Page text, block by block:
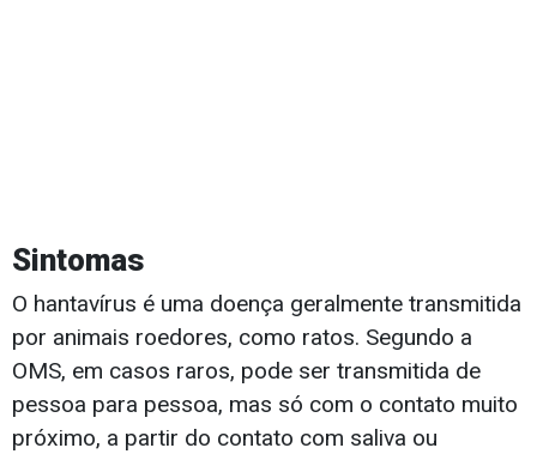
Sintomas
O hantavírus é uma doença geralmente transmitida
por animais roedores, como ratos. Segundo a
OMS, em casos raros, pode ser transmitida de
pessoa para pessoa, mas só com o contato muito
próximo, a partir do contato com saliva ou